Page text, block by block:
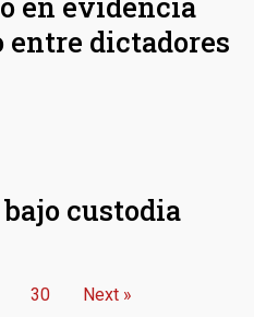
entre dictadores
custodia
30 Next »